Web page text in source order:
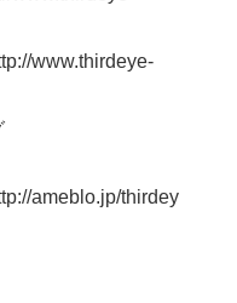
www.thirdeye-
ameblo.jp/thirdey